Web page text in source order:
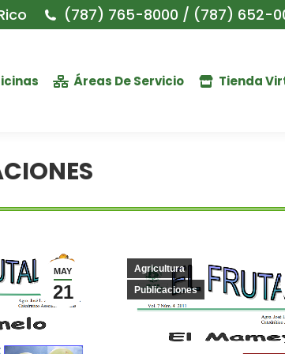
(787) 765-8000 / (787) 652-
Áreas De Servicio Tienda
MAY
21
Agricultura
Publicaciones